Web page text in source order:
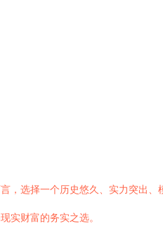
，选择一个历史悠久、实力突出
实财富的务实之选。